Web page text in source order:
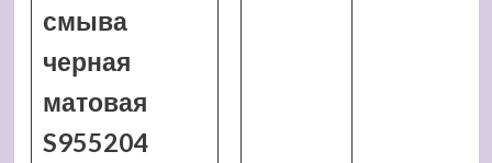
смыва
черная
матовая
S955204